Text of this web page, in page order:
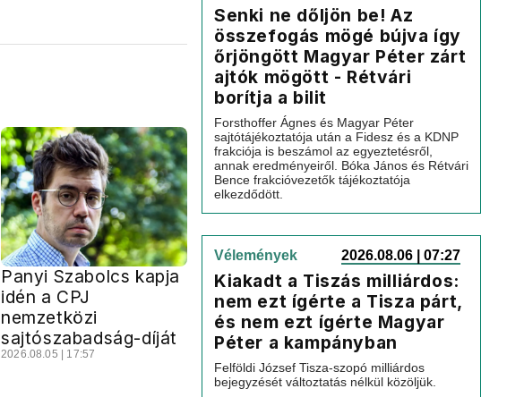
Panyi Szabolcs kapja
idén a CPJ
nemzetközi
sajtószabadság-díját
2026.08.05 | 17:57
Senki ne dőljön be! Az
összefogás mögé bújva így
őrjöngött Magyar Péter zárt
ajtók mögött - Rétvári
borítja a bilit
Forsthoffer Ágnes és Magyar Péter
sajtótájékoztatója után a Fidesz és a KDNP
frakciója is beszámol az egyeztetésről,
annak eredményeiről. Bóka János és Rétvári
Bence frakcióvezetők tájékoztatója
elkezdődött.
Vélemények 2026.08.06 | 07:27
Kiakadt a Tiszás milliárdos:
nem ezt ígérte a Tisza párt,
és nem ezt ígérte Magyar
Péter a kampányban
Felföldi József Tisza-szopó milliárdos
bejegyzését változtatás nélkül közöljük.